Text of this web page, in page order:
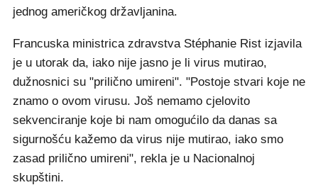
jednog američkog državljanina.
Francuska ministrica zdravstva Stéphanie Rist izjavila
je u utorak da, iako nije jasno je li virus mutirao,
dužnosnici su "prilično umireni". "Postoje stvari koje ne
znamo o ovom virusu. Još nemamo cjelovito
sekvenciranje koje bi nam omogućilo da danas sa
sigurnošću kažemo da virus nije mutirao, iako smo
zasad prilično umireni", rekla je u Nacionalnoj
skupštini.